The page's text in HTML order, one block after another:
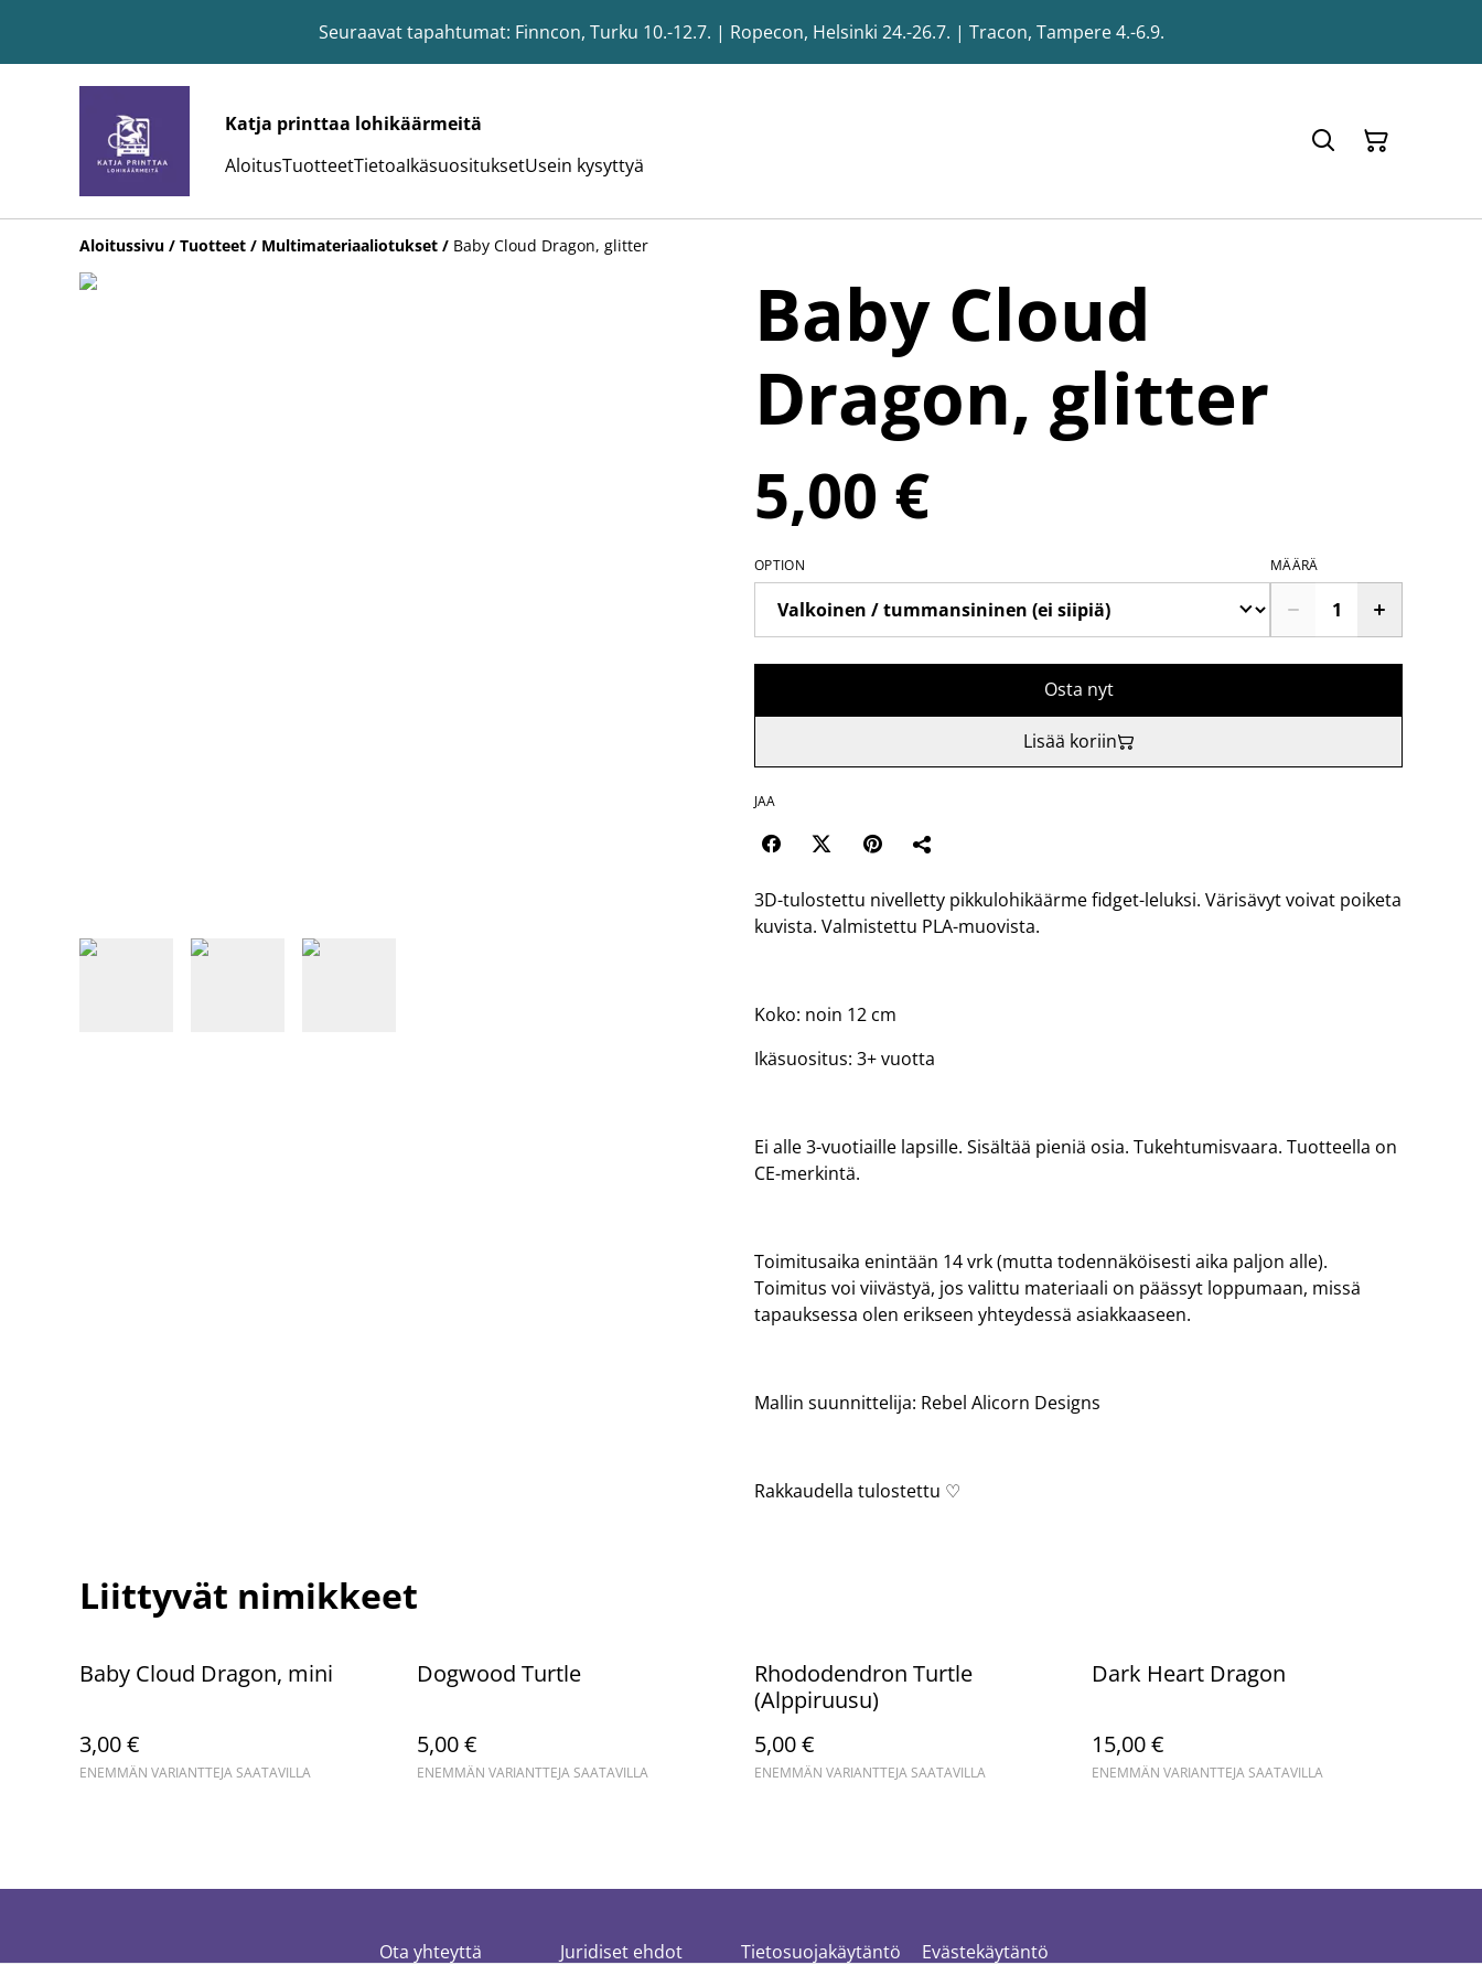
Seuraavat tapahtumat: Finncon, Turku 10.-12.7. | Ropecon, Helsinki 24.-26.7. | Tracon, Tampere 4.-6.9.
Katja printtaa lohikäärmeitä
AloitusTuotteetTietoaIkäsuosituksetUsein kysyttyä
Aloitussivu / Tuotteet / Multimateriaaliotukset / Baby Cloud Dragon, glitter
Baby Cloud
Dragon, glitter
5,00 €
OPTION MÄÄRÄ
Osta nyt
Lisää koriin
JAA
3D-tulostettu nivelletty pikkulohikäärme fidget-leluksi. Värisävyt voivat poiketa
kuvista. Valmistettu PLA-muovista.
Koko: noin 12 cm
Ikäsuositus: 3+ vuotta
Ei alle 3-vuotiaille lapsille. Sisältää pieniä osia. Tukehtumisvaara. Tuotteella on
CE-merkintä.
Toimitusaika enintään 14 vrk (mutta todennäköisesti aika paljon alle).
Toimitus voi viivästyä, jos valittu materiaali on päässyt loppumaan, missä
tapauksessa olen erikseen yhteydessä asiakkaaseen.
Mallin suunnittelija: Rebel Alicorn Designs
Rakkaudella tulostettu ♡
Liittyvät nimikkeet
Baby Cloud Dragon, mini
3,00 €
ENEMMÄN VARIANTTEJA SAATAVILLA
Dogwood Turtle
5,00 €
ENEMMÄN VARIANTTEJA SAATAVILLA
Rhododendron Turtle
(Alppiruusu)
5,00 €
ENEMMÄN VARIANTTEJA SAATAVILLA
Dark Heart Dragon
15,00 €
ENEMMÄN VARIANTTEJA SAATAVILLA
Ota yhteyttä Juridiset ehdot Tietosuojakäytäntö Evästekäytäntö